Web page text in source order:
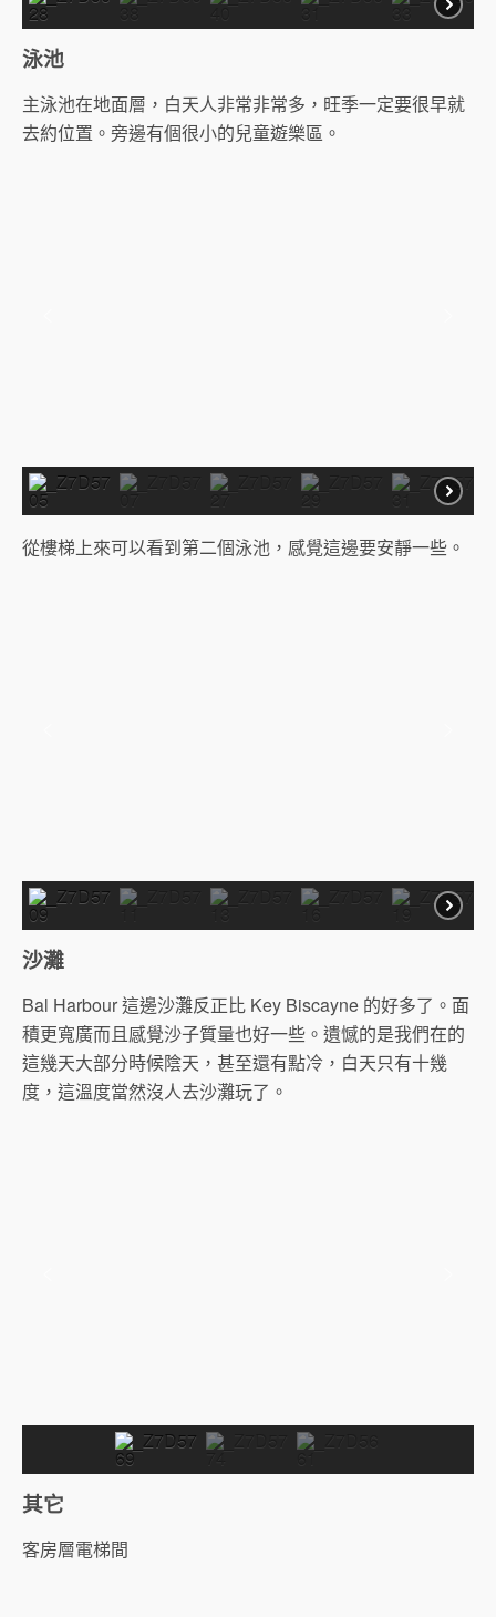
泳池
主泳池在地面層，白天人非常非常多，旺季一定要很早就
去約位置。旁邊有個很小的兒童遊樂區。
從樓梯上來可以看到第二個泳池，感覺這邊要安靜一些。
沙灘
Bal Harbour 這邊沙灘反正比 Key Biscayne 的好多了。面
積更寬廣而且感覺沙子質量也好一些。遺憾的是我們在的
這幾天大部分時候陰天，甚至還有點冷，白天只有十幾
度，這溫度當然沒人去沙灘玩了。
其它
客房層電梯間